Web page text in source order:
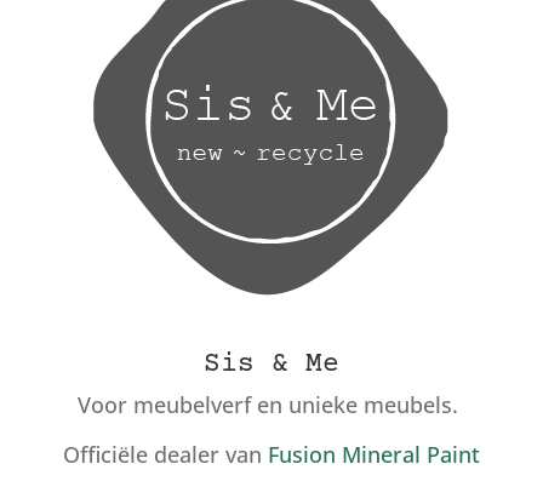
Sis & Me
Voor meubelverf en unieke meubels.
Officiële dealer van Fusion Mineral Paint